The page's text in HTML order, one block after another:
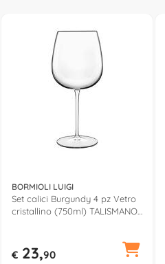
BORMIOLI LUIGI
Set calici Burgundy 4 pz Vetro
cristallino (750ml) TALISMANO
€ 23,90